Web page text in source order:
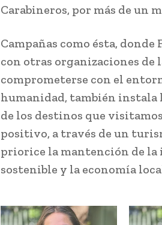
Carabineros, por más de un
Campañas como ésta,
con otras organizaciones de
comprometerse con el
humanidad, también instala
de los destinos que
positivo, a través de un
priorice la mantención de
sostenible y la economía